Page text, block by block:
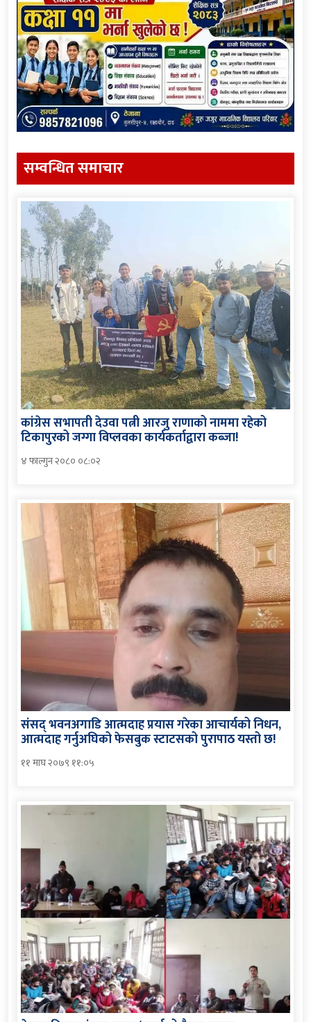
सम्वन्धित समाचार
कांग्रेस सभापती देउवा पत्नी आरजु राणाको नाममा रहेको
टिकापुरको जग्गा विप्लवका कार्यकर्ताद्वारा कब्जा!
४ फाल्गुन २०८० ०८:०२
संसद् भवनअगाडि आत्मदाह प्रयास गरेका आचार्यको निधन,
आत्मदाह गर्नुअघिको फेसबुक स्टाटसको पुरापाठ यस्तो छ!
११ माघ २०७९ ११:०५